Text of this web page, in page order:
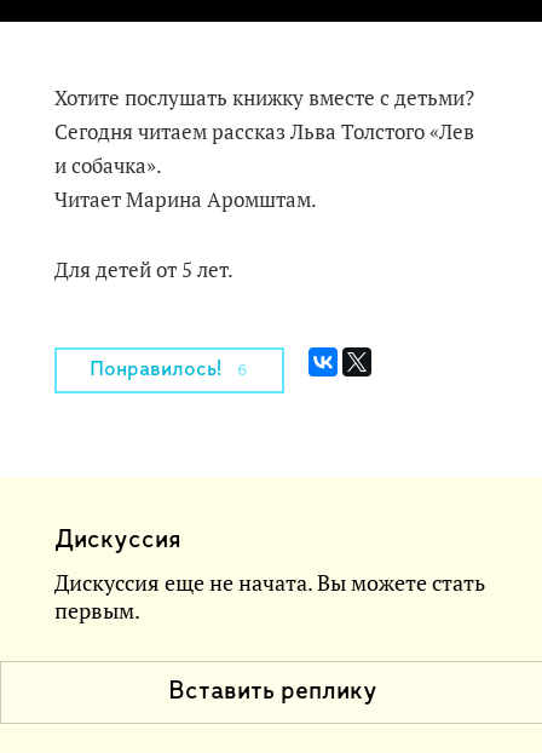
Хотите послушать книжку вместе с детьми?
Сегодня читаем рассказ Льва Толстого «Лев
и собачка».
Читает Марина Аромштам.
Для детей от 5 лет.
Понравилось! 6
Дискуссия
Дискуссия еще не начата. Вы можете стать
первым.
Вставить реплику